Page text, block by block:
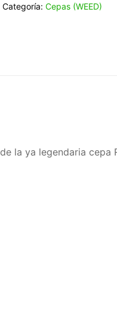
Categoría: Cepas (WEED)
de la ya legendaria cepa